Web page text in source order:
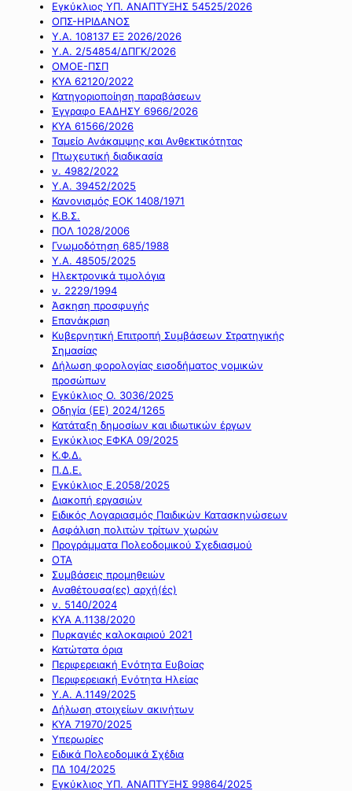
Εγκύκλιος ΥΠ. ΑΝΑΠΤΥΞΗΣ 54525/2026
ΟΠΣ-ΗΡΙΔΑΝΟΣ
Υ.Α. 108137 ΕΞ 2026/2026
Υ.Α. 2/54854/ΔΠΓΚ/2026
ΟΜΟΕ-ΠΣΠ
ΚΥΑ 62120/2022
Κατηγοριοποίηση παραβάσεων
Έγγραφο ΕΑΔΗΣΥ 6966/2026
ΚΥΑ 61566/2026
Ταμείο Ανάκαμψης και Ανθεκτικότητας
Πτωχευτική διαδικασία
ν. 4982/2022
Υ.Α. 39452/2025
Κανονισμός ΕΟΚ 1408/1971
Κ.Β.Σ.
ΠΟΛ 1028/2006
Γνωμοδότηση 685/1988
Υ.Α. 48505/2025
Ηλεκτρονικά τιμολόγια
ν. 2229/1994
Άσκηση προσφυγής
Επανάκριση
Κυβερνητική Επιτροπή Συμβάσεων Στρατηγικής
Σημασίας
Δήλωση φορολογίας εισοδήματος νομικών
προσώπων
Εγκύκλιος Ο. 3036/2025
Οδηγία (ΕΕ) 2024/1265
Κατάταξη δημοσίων και ιδιωτικών έργων
Εγκύκλιος ΕΦΚΑ 09/2025
Κ.Φ.Δ.
Π.Δ.Ε.
Εγκύκλιος Ε.2058/2025
Διακοπή εργασιών
Ειδικός Λογαριασμός Παιδικών Κατασκηνώσεων
Ασφάλιση πολιτών τρίτων χωρών
Προγράμματα Πολεοδομικού Σχεδιασμού
ΟΤΑ
Συμβάσεις προμηθειών
Αναθέτουσα(ες) αρχή(ές)
ν. 5140/2024
ΚΥΑ Α.1138/2020
Πυρκαγιές καλοκαιριού 2021
Κατώτατα όρια
Περιφερειακή Ενότητα Ευβοίας
Περιφερειακή Ενότητα Ηλείας
Υ.Α. Α.1149/2025
Δήλωση στοιχείων ακινήτων
ΚΥΑ 71970/2025
Υπερωρίες
Ειδικά Πολεοδομικά Σχέδια
ΠΔ 104/2025
Εγκύκλιος ΥΠ. ΑΝΑΠΤΥΞΗΣ 99864/2025